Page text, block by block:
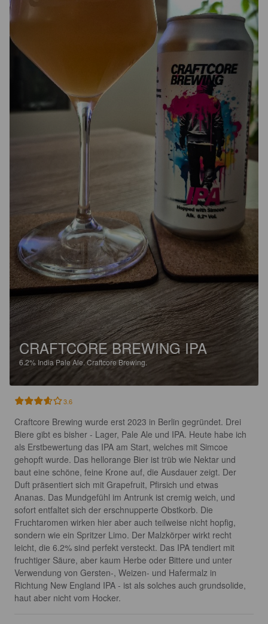
CRAFTCORE BREWING IPA
6.2% India Pale Ale.Craftcore Brewing.
3.6
Craftcore Brewing wurde erst 2023 in Berlin gegründet. Drei
Biere gibt es bisher - Lager, Pale Ale und IPA. Heute habe ich
als Erstbewertung das IPA am Start, welches mit Simcoe
gehopft wurde. Das hellorange Bier ist trüb wie Nektar und
baut eine schöne, feine Krone auf, die Ausdauer zeigt. Der
Duft präsentiert sich mit Grapefruit, Pfirsich und etwas
Ananas. Das Mundgefühl im Antrunk ist cremig weich, und
sofort entfaltet sich der erschnupperte Obstkorb. Die
Fruchtaromen wirken hier aber auch teilweise nicht hopfig,
sondern wie ein Spritzer Limo. Der Malzkörper wirkt recht
leicht, die 6.2% sind perfekt versteckt. Das IPA tendiert mit
fruchtiger Säure, aber kaum Herbe oder Bittere und unter
Verwendung von Gersten-, Weizen- und Hafermalz in
Richtung New England IPA - ist als solches auch grundsolide,
haut aber nicht vom Hocker.